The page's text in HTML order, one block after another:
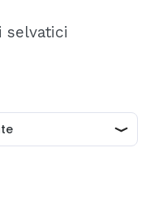
potrai fare i tuoi
dei tuoi ordini e
selvatici